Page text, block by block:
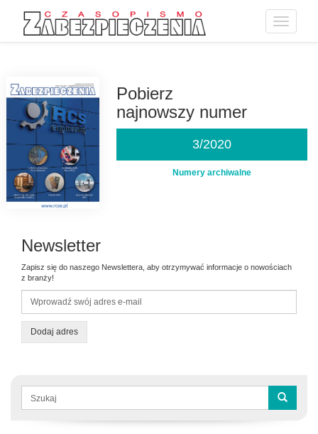
Toggle
Pobierz
najnowszy numer
3/2020
Numery archiwalne
Newsletter
Zapisz się do naszego Newslettera, aby otrzymywać informacje o nowościach
z branży!
Dodaj adres
Formularz
wyszukiwania